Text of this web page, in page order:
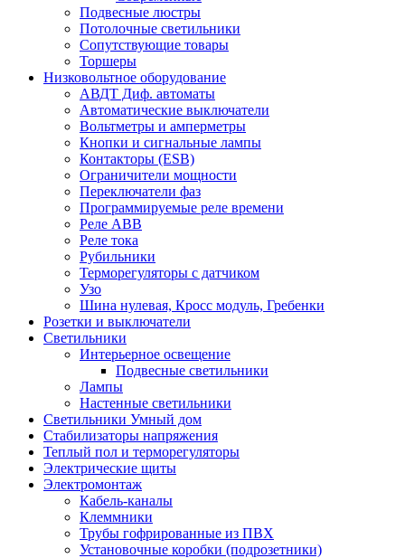
Подвесные люстры
Потолочные светильники
Сопутствующие товары
Торшеры
Низковольтное оборудование
АВДT Диф. автоматы
Автоматические выключатели
Вольтметры и амперметры
Кнопки и сигнальные лампы
Контакторы (ESB)
Ограничители мощности
Переключатели фаз
Программируемые реле времени
Реле ABB
Реле тока
Рубильники
Терморегуляторы с датчиком
Узо
Шина нулевая, Кросс модуль, Гребенки
Розетки и выключатели
Светильники
Интерьерное освещение
Подвесные светильники
Лампы
Настенные светильники
Светильники Умный дом
Стабилизаторы напряжения
Теплый пол и терморегуляторы
Электрические щиты
Электромонтаж
Кабель-каналы
Клеммники
Трубы гофрированные из ПВХ
Установочные коробки (подрозетники)